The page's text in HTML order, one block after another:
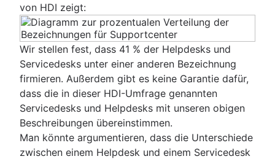
von HDI zeigt:
Wir stellen fest, dass 41 % der Helpdesks und
Servicedesks unter einer anderen Bezeichnung
firmieren. Außerdem gibt es keine Garantie dafür,
dass die in dieser HDI-Umfrage genannten
Servicedesks und Helpdesks mit unseren obigen
Beschreibungen übereinstimmen.
Man könnte argumentieren, dass die Unterschiede
zwischen einem Helpdesk und einem Servicedesk